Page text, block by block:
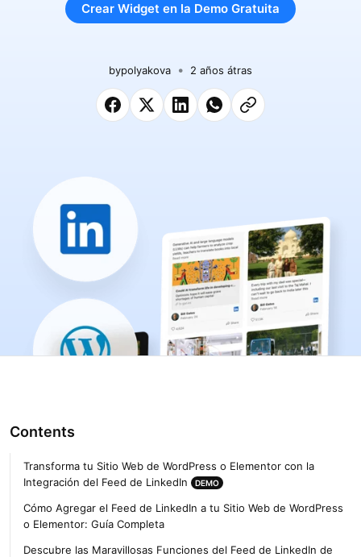
Crear Widget en la Demo Gratuita
bypolyakova 2 años átras
Contents
Transforma tu Sitio Web de WordPress o Elementor con la
Integración del Feed de LinkedIn
DEMO
Cómo Agregar el Feed de LinkedIn a tu Sitio Web de WordPress
o Elementor: Guía Completa
Descubre las Maravillosas Funciones del Feed de LinkedIn de